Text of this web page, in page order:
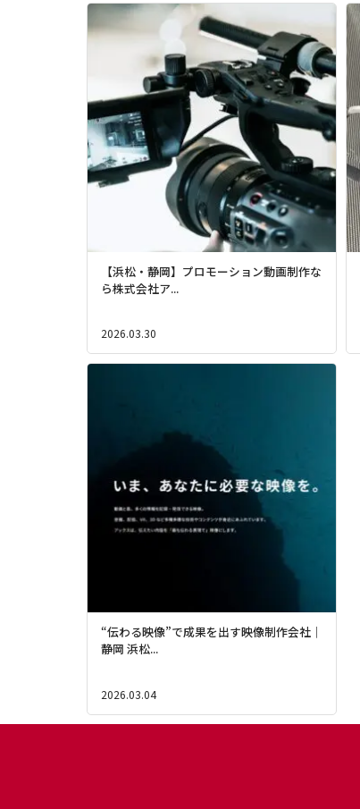
【浜松・静岡】プロモーション動画制作な
ら株式会社ア...
2026.03.30
“伝わる映像”で成果を出す映像制作会社｜
静岡 浜松...
2026.03.04